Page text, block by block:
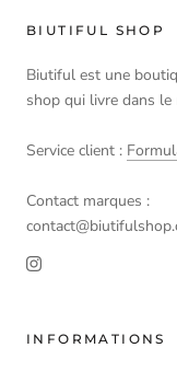
BIUTIFUL SHOP
Biutiful est une
shop qui livre dans le
Service client :
Contact marques :
INFORMATIONS